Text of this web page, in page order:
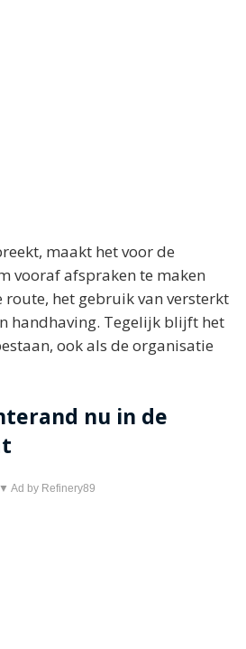
maakt het voor de
vooraf afspraken te maken
het gebruik van versterkt
handhaving. Tegelijk blijft het
ook als de organisatie
nu in de
▼ Ad by Refinery89